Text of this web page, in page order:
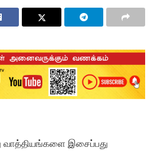
வாத்தியங்களை இசைப்பது